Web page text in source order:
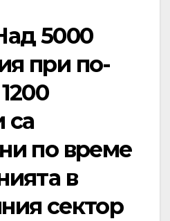
5000
при по-
са
по време
в
сектор